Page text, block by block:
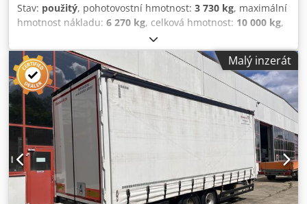
Stav: použitý, pohotovostní hmotnost: 3 730 kg, maximální
hmotnost nákladu: 6 270 kg, celková hmotnost: 10 000 kg,
2 nápravy
délka ložné plochy:7 300 mm, šířka ložného prostoru:
2 480 mm
, výška ložného prostoru: 2 770 mm , objem
ložného prostoru:50 m³, zavěšení: vzduch, rozměr
pneumatiky:235 / 75 R 17,5 , barva:jiný, typ převodu: jiný,
velikost přední pneumatiky:
235 / 75 R 17,5, velikost zadní
pneumatiky:
235 / 75 R 17,5
, emisní
třída:
žádný , Vybavení:
, Vpředu
průjezdné s krátkou přejezdovou rampou pro zvedací čelo,
4 řady hliníkových latěk, 7 párů upínacích ok na ložné
ploše, každé na 2,5 t, 30 mm protiskluzová podlaha,
Vozidlo je prodáváno na základě pověření, Vyhrazujeme si
Malý inzerát